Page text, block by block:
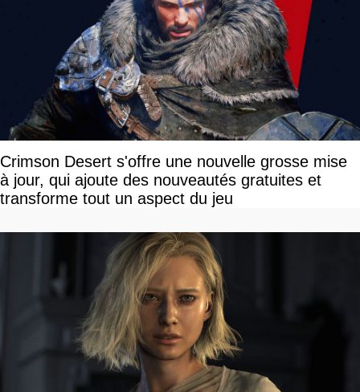
Crimson Desert s'offre une nouvelle grosse mise
à jour, qui ajoute des nouveautés gratuites et
transforme tout un aspect du jeu